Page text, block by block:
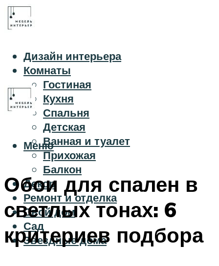
Дизайн интерьера
Комнаты
Гостиная
Кухня
Спальня
Детская
Ванная и туалет
Прихожая
Балкон
Декор
Ремонт и отделка
Свой дом
Сад
Звездные дома
Меню
Обои для спален в
светлых тонах: 6
критериев подбора